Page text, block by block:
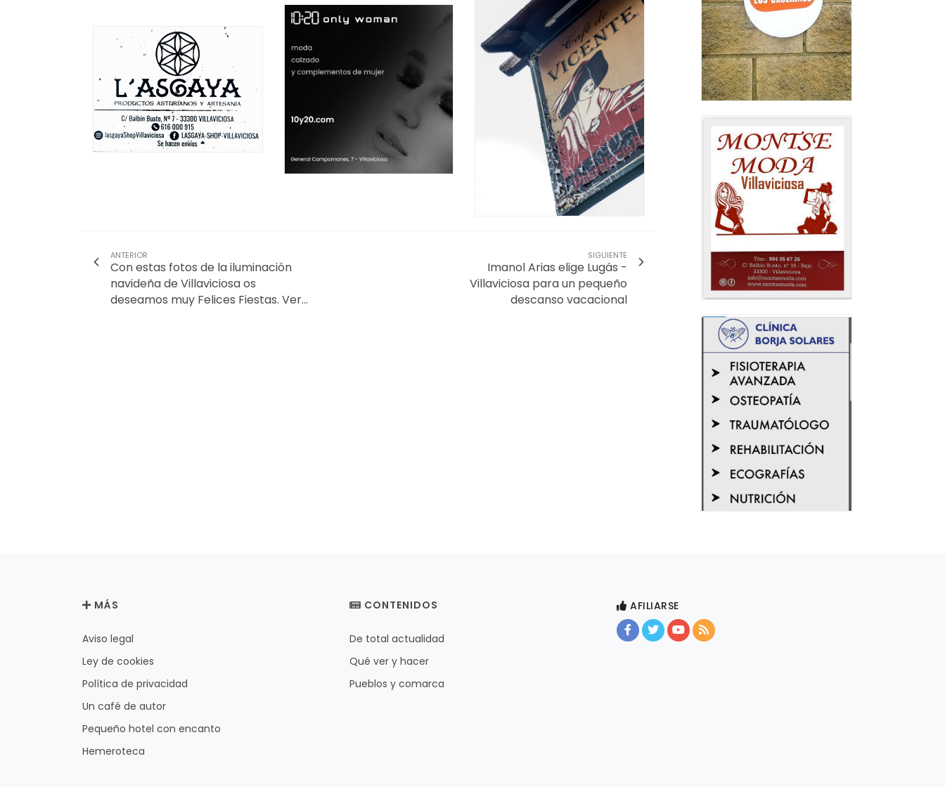
ANTERIOR
Con estas fotos de la iluminación
navideña de Villaviciosa os
deseamos muy Felices Fiestas. Ver…
SIGUIENTE
Imanol Arias elige Lugás -
Villaviciosa para un pequeño
descanso vacacional
MÁS
Aviso legal
Ley de cookies
Política de privacidad
Un café de autor
Pequeño hotel con encanto
Hemeroteca
CONTENIDOS
De total actualidad
Qué ver y hacer
Pueblos y comarca
AFILIARSE